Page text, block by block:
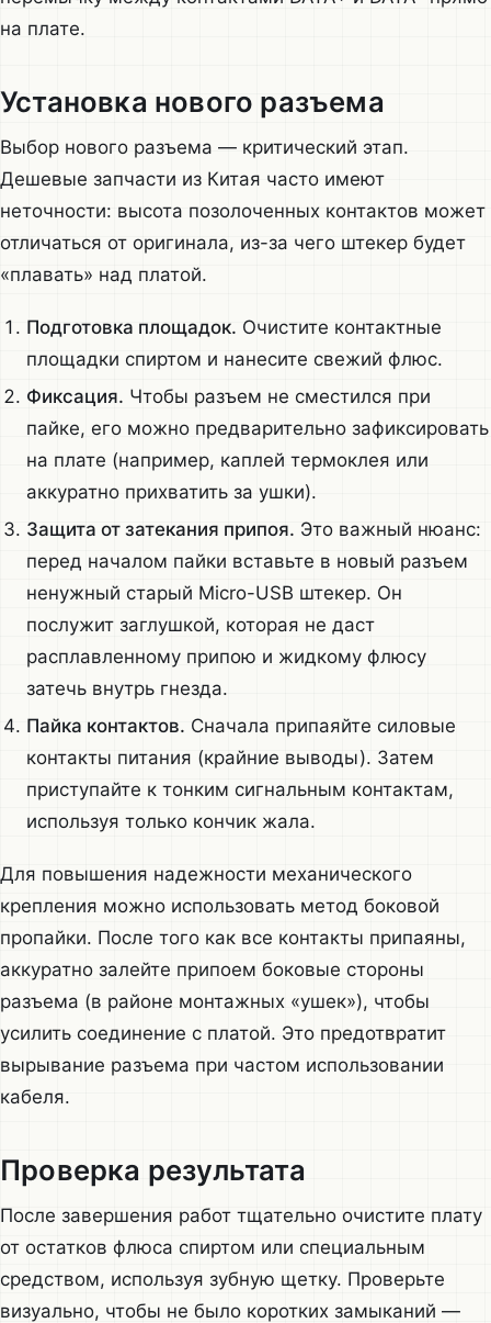
на плате.
Установка нового разъема
Выбор нового разъема — критический этап.
Дешевые запчасти из Китая часто имеют
неточности: высота позолоченных контактов может
отличаться от оригинала, из-за чего штекер будет
«плавать» над платой.
Подготовка площадок. Очистите контактные
площадки спиртом и нанесите свежий флюс.
Фиксация. Чтобы разъем не сместился при
пайке, его можно предварительно зафиксировать
на плате (например, каплей термоклея или
аккуратно прихватить за ушки).
Защита от затекания припоя. Это важный нюанс:
перед началом пайки вставьте в новый разъем
ненужный старый Micro-USB штекер. Он
послужит заглушкой, которая не даст
расплавленному припою и жидкому флюсу
затечь внутрь гнезда.
Пайка контактов. Сначала припаяйте силовые
контакты питания (крайние выводы). Затем
приступайте к тонким сигнальным контактам,
используя только кончик жала.
Для повышения надежности механического
крепления можно использовать метод боковой
пропайки. После того как все контакты припаяны,
аккуратно залейте припоем боковые стороны
разъема (в районе монтажных «ушек»), чтобы
усилить соединение с платой. Это предотвратит
вырывание разъема при частом использовании
кабеля.
Проверка результата
После завершения работ тщательно очистите плату
от остатков флюса спиртом или специальным
средством, используя зубную щетку. Проверьте
визуально, чтобы не было коротких замыканий —